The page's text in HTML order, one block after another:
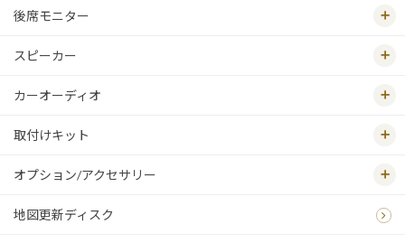
後席モニター
スピーカー
カーオーディオ
取付けキット
オプション/アクセサリー
地図更新ディスク